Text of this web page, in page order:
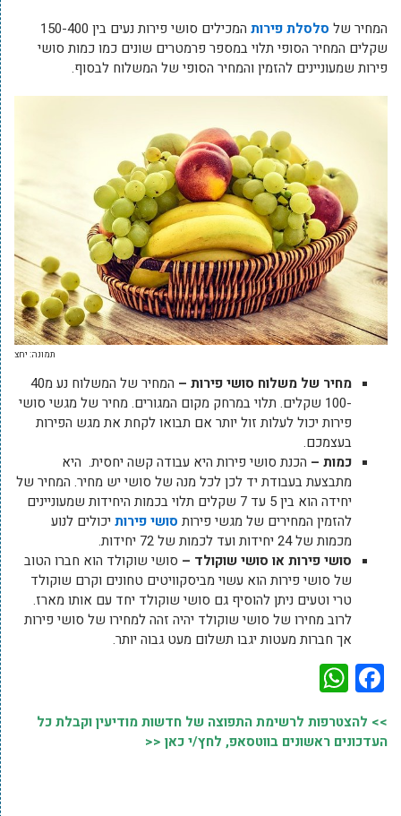
המחיר של סלסלת פירות
המכילים סושי פירות נעים בין 150-400
שקלים המחיר הסופי תלוי במספר פרמטרים שונים כמו כמות סושי
פירות שמעוניינים להזמין והמחיר הסופי של המשלוח לבסוף.
תמונה: יחצ
מחיר של משלוח סושי פירות –
המחיר של המשלוח נע מ40
-100 שקלים. תלוי במרחק מקום המגורים. מחיר של מגשי סושי
פירות יכול לעלות זול יותר אם תבואו לקחת את מגש הפירות
בעצמכם.
כמות – הכנת סושי פירות היא עבודה קשה יחסית. היא
מתבצעת בעבודת יד לכן לכל מנה של סושי יש מחיר. המחיר של
יחידה הוא בין 5 עד 7 שקלים תלוי בכמות היחידות שמעוניינים
להזמין המחירים של מגשי פירות סושי פירות יכולים לנוע
מכמות של 24 יחידות ועד לכמות של 72 יחידות.
סושי פירות או סושי שוקולד – סושי שוקולד הוא חברו הטוב
של סושי פירות הוא עשוי מביסקוויטים טחונים וקרם שוקולד
טרי וטעים ניתן להוסיף גם סושי שוקולד יחד עם אותו מארז.
לרוב מחירו של סושי שוקולד יהיה זהה למחירו של סושי פירות
אך חברות מעטות יגבו תשלום מעט גבוה יותר.
Facebook
>> להצטרפות לרשימת התפוצה של חדשות מודיעין וקבלת כל
העדכונים ראשונים בווטסאפ, לחץ/י כאן <<